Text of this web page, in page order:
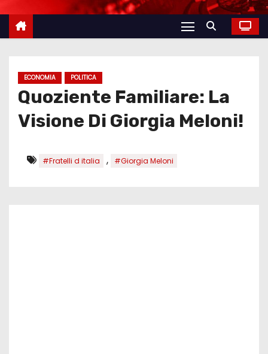
ECONOMIA POLITICA
Quoziente Familiare: La
Visione Di Giorgia Meloni!
#Fratelli d italia , #Giorgia Meloni